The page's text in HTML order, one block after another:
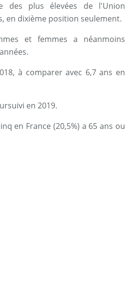
des plus élevées de l'Union
en dixième position seulement.
et femmes a néanmoins
à comparer avec 6,7 ans en
en 2019.
en France (20,5%) a 65 ans ou